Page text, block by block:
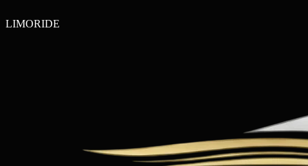
LIMORIDE